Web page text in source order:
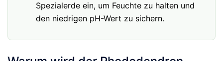
Spezialerde ein, um Feuchte zu halten und
den niedrigen pH-Wert zu sichern.